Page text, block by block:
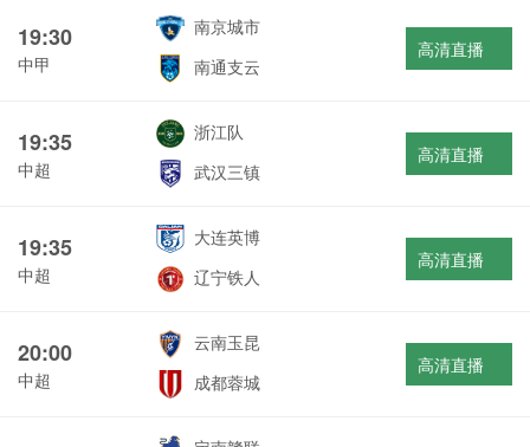
19:30
中甲
南京城市
南通支云
高清直播
19:35
中超
浙江队
武汉三镇
高清直播
19:35
中超
大连英博
辽宁铁人
高清直播
20:00
中超
云南玉昆
成都蓉城
高清直播